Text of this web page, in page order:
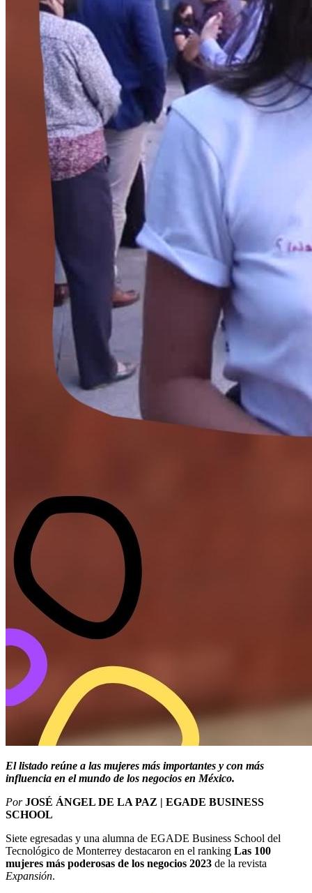
El listado reúne a las mujeres más importantes y con más
influencia en el mundo de los negocios en México.
PorJOSÉ ÁNGEL DE LA PAZ | EGADE BUSINESS
SCHOOL
Siete egresadas y una alumna de EGADE Business School del
Tecnológico de Monterrey destacaron en el ranking Las 100
mujeres más poderosas de los negocios 2023 de la revista
Expansión.